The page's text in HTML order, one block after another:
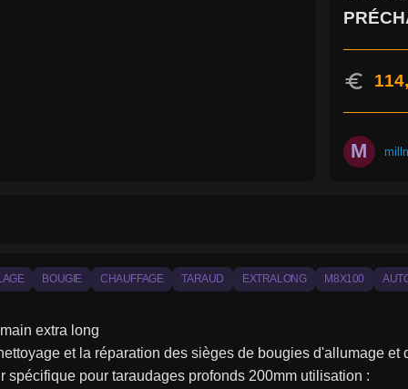
euro
M
BOUGIE CHAUFFAGE TARAUD EXTRALONG M8X100
extra long
et la réparation des sièges de bougies d'allumage et
spécifique pour taraudages profonds 200mm utilisation :